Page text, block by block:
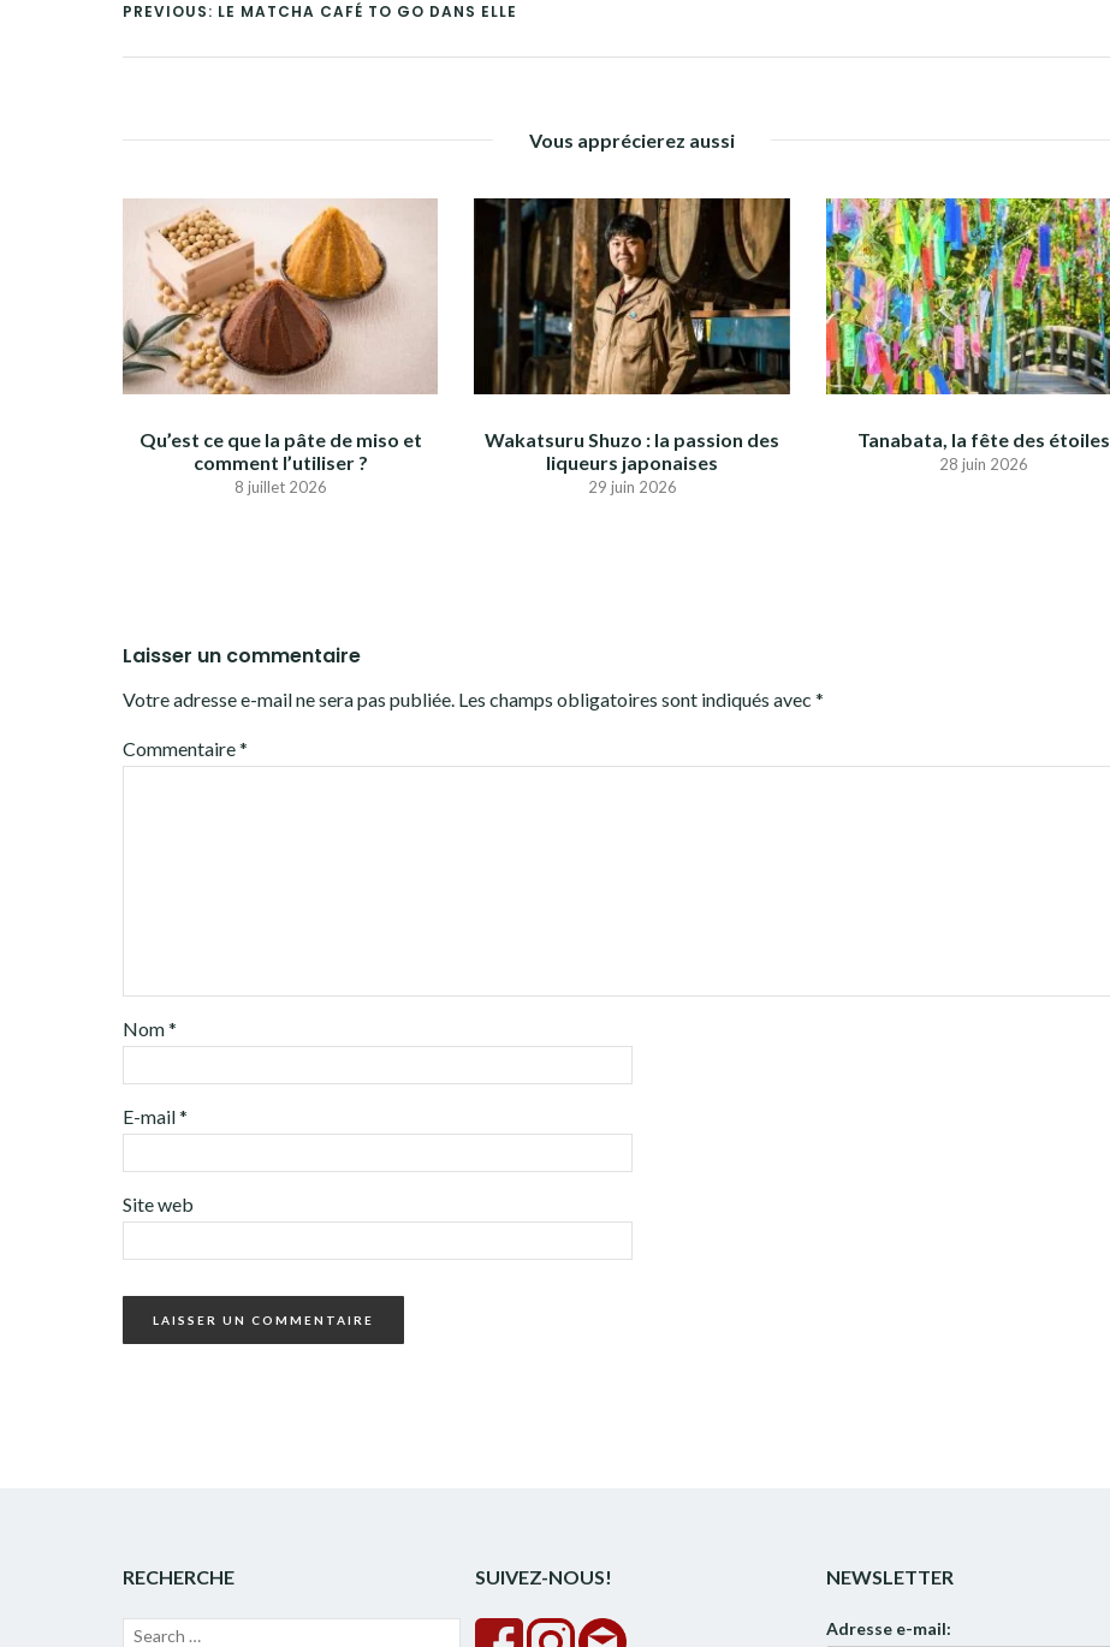
PREVIOUS: LE MATCHA CAFÉ TO GO DANS ELLE
Vous apprécierez aussi
Qu’est ce que la pâte de miso et
comment l’utiliser ?
8 juillet 2026
Wakatsuru Shuzo : la passion des
liqueurs japonaises
29 juin 2026
Tanabata, la fête des étoiles
28 juin 2026
Laisser un commentaire
Votre adresse e-mail ne sera pas publiée. Les champs obligatoires sont indiqués avec *
Commentaire*
Nom*
E-mail*
Site web
RECHERCHE
Recherche
SUIVEZ-NOUS! NEWSLETTER
Adresse e-mail: